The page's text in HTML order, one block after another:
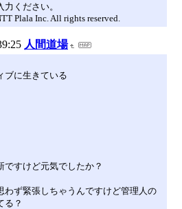
ください。
Plala Inc. All rights reserved.
人間道場
ブに生きている
ですけど元気でしたか？
わず緊張しちゃうんですけど管理人の
る？